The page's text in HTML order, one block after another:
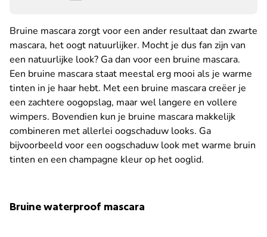
Bruine mascara zorgt voor een ander resultaat dan zwarte
mascara, het oogt natuurlijker. Mocht je dus fan zijn van
een natuurlijke look? Ga dan voor een bruine mascara.
Een bruine mascara staat meestal erg mooi als je warme
tinten in je haar hebt. Met een bruine mascara creëer je
een zachtere oogopslag, maar wel langere en vollere
wimpers. Bovendien kun je bruine mascara makkelijk
combineren met allerlei oogschaduw looks. Ga
bijvoorbeeld voor een oogschaduw look met warme bruin
tinten en een champagne kleur op het ooglid.
Bruine waterproof mascara